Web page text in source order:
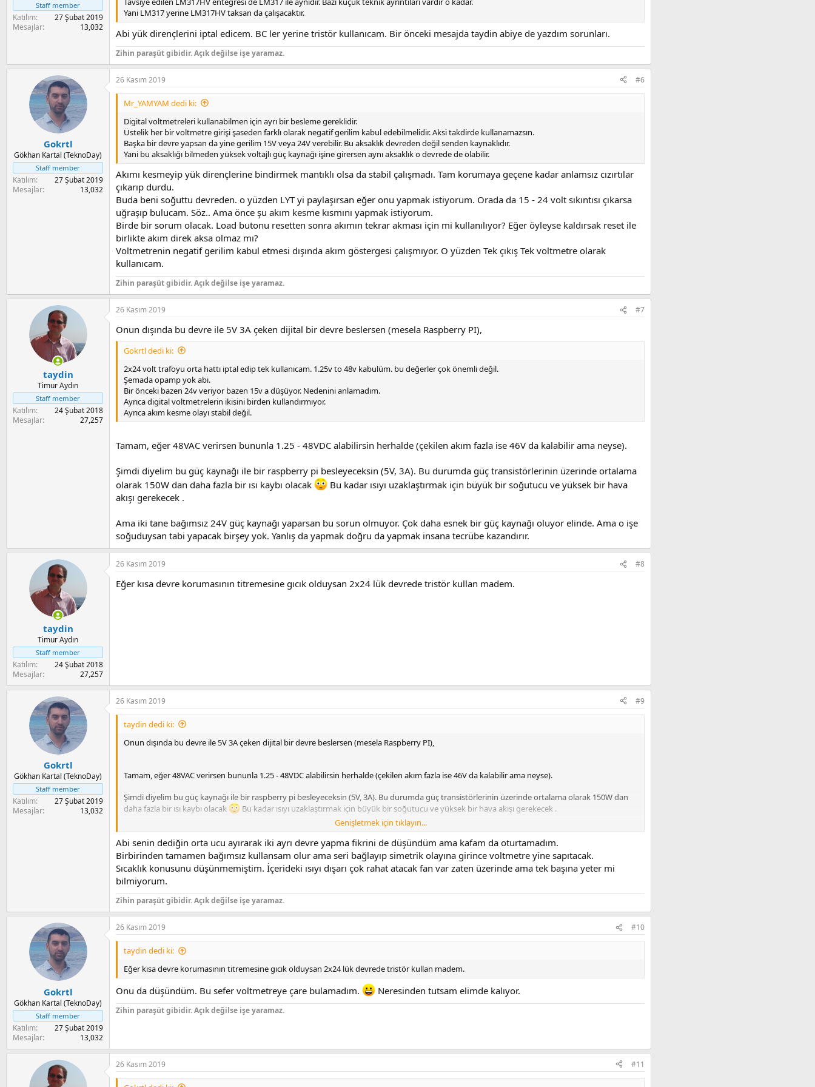
Staff member
Katılım
27 Şubat 2019
Mesajlar
13,032
Yani LM317 yerine LM317HV taksan da çalışacaktır.
Abi yük dirençlerini iptal edicem. BC ler yerine tristör kullanıcam. Bir önceki mesajda taydin abiye de yazdım sorunları.
Zihin paraşüt gibidir. Açık değilse işe yaramaz.
Gokrtl
Gökhan Kartal (TeknoDay)
Staff member
Katılım
27 Şubat 2019
Mesajlar
13,032
26 Kasım 2019 #6
Mr_YAMYAM dedi ki:
Digital voltmetreleri kullanabilmen için ayrı bir besleme gereklidir.
Üstelik her bir voltmetre girişi şaseden farklı olarak negatif gerilim kabul edebilmelidir. Aksi takdirde kullanamazsın.
Başka bir devre yapsan da yine gerilim 15V veya 24V verebilir. Bu aksaklık devreden değil senden kaynaklıdır.
Yani bu aksaklığı bilmeden yüksek voltajlı güç kaynağı işine girersen aynı aksaklık o devrede de olabilir.
Akımı kesmeyip yük dirençlerine bindirmek mantıklı olsa da stabil çalışmadı. Tam korumaya geçene kadar anlamsız cızırtılar
çıkarıp durdu.
Buda beni soğuttu devreden. o yüzden LYT yi paylaşırsan eğer onu yapmak istiyorum. Orada da 15 - 24 volt sıkıntısı çıkarsa
uğraşıp bulucam. Söz.. Ama önce şu akım kesme kısmını yapmak istiyorum.
Birde bir sorum olacak. Load butonu resetten sonra akımın tekrar akması için mi kullanılıyor? Eğer öyleyse kaldırsak reset ile
birlikte akım direk aksa olmaz mı?
Voltmetrenin negatif gerilim kabul etmesi dışında akım göstergesi çalışmıyor. O yüzden Tek çıkış Tek voltmetre olarak
kullanıcam.
Zihin paraşüt gibidir. Açık değilse işe yaramaz.
taydin
Timur Aydın
Staff member
Katılım
24 Şubat 2018
Mesajlar
27,257
26 Kasım 2019 #7
Onun dışında bu devre ile 5V 3A çeken dijital bir devre beslersen (mesela Raspberry PI),
Gokrtl dedi ki:
2x24 volt trafoyu orta hattı iptal edip tek kullanıcam. 1.25v to 48v kabulüm. bu değerler çok önemli değil.
Şemada opamp yok abi.
Bir önceki bazen 24v veriyor bazen 15v a düşüyor. Nedenini anlamadım.
Ayrıca digital voltmetrelerin ikisini birden kullandırmıyor.
Ayrıca akım kesme olayı stabil değil.
Tamam, eğer 48VAC verirsen bununla 1.25 - 48VDC alabilirsin herhalde (çekilen akım fazla ise 46V da kalabilir ama neyse).
Şimdi diyelim bu güç kaynağı ile bir raspberry pi besleyeceksin (5V, 3A). Bu durumda güç transistörlerinin üzerinde ortalama
olarak 150W dan daha fazla bir ısı kaybı olacak
Bu kadar ısıyı uzaklaştırmak için büyük bir soğutucu ve yüksek bir hava
akışı gerekecek .
Ama iki tane bağımsız 24V güç kaynağı yaparsan bu sorun olmuyor. Çok daha esnek bir güç kaynağı oluyor elinde. Ama o işe
soğuduysan tabi yapacak birşey yok. Yanlış da yapmak doğru da yapmak insana tecrübe kazandırır.
taydin
Timur Aydın
Staff member
Katılım
24 Şubat 2018
Mesajlar
27,257
26 Kasım 2019 #8
Eğer kısa devre korumasının titremesine gıcık olduysan 2x24 lük devrede tristör kullan madem.
Gokrtl
Gökhan Kartal (TeknoDay)
Staff member
Katılım
27 Şubat 2019
Mesajlar
13,032
26 Kasım 2019 #9
taydin dedi ki:
Onun dışında bu devre ile 5V 3A çeken dijital bir devre beslersen (mesela Raspberry PI),
Tamam, eğer 48VAC verirsen bununla 1.25 - 48VDC alabilirsin herhalde (çekilen akım fazla ise 46V da kalabilir ama neyse).
Şimdi diyelim bu güç kaynağı ile bir raspberry pi besleyeceksin (5V, 3A). Bu durumda güç transistörlerinin üzerinde ortalama olarak 150W dan
daha fazla bir ısı kaybı olacak
Bu kadar ısıyı uzaklaştırmak için büyük bir soğutucu ve yüksek bir hava akışı gerekecek .
Ama iki tane bağımsız 24V güç kaynağı yaparsan bu sorun olmuyor. Çok daha esnek bir güç kaynağı oluyor elinde. Ama o işe soğuduysan tabi
yapacak birşey yok. Yanlış da yapmak doğru da yapmak insana tecrübe kazandırır.
Genişletmek için tıklayın...
Abi senin dediğin orta ucu ayırarak iki ayrı devre yapma fikrini de düşündüm ama kafam da oturtamadım.
Birbirinden tamamen bağımsız kullansam olur ama seri bağlayıp simetrik olayına girince voltmetre yine sapıtacak.
Sıcaklık konusunu düşünmemiştim. İçerideki ısıyı dışarı çok rahat atacak fan var zaten üzerinde ama tek başına yeter mi
bilmiyorum.
Zihin paraşüt gibidir. Açık değilse işe yaramaz.
Gokrtl
Gökhan Kartal (TeknoDay)
Staff member
Katılım
27 Şubat 2019
Mesajlar
13,032
26 Kasım 2019 #10
taydin dedi ki:
Eğer kısa devre korumasının titremesine gıcık olduysan 2x24 lük devrede tristör kullan madem.
Onu da düşündüm. Bu sefer voltmetreye çare bulamadım. Neresinden tutsam elimde kalıyor.
Zihin paraşüt gibidir. Açık değilse işe yaramaz.
26 Kasım 2019 #11